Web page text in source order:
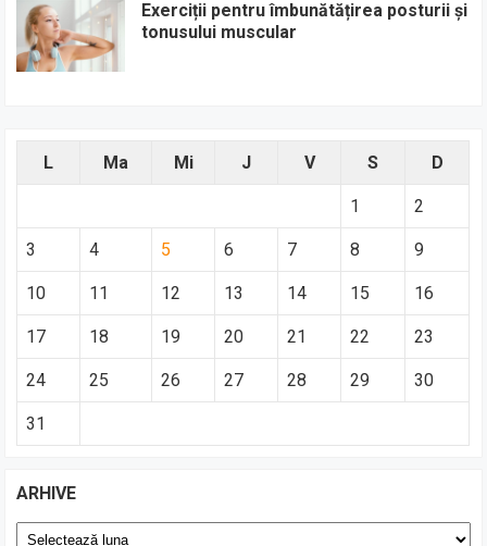
Exerciții pentru îmbunătățirea posturii și
tonusului muscular
L Ma Mi J V S D
1 2
3 4 5 6 7 8 9
10 11 12 13 14 15 16
17 18 19 20 21 22 23
24 25 26 27 28 29 30
31
ARHIVE
Arhive